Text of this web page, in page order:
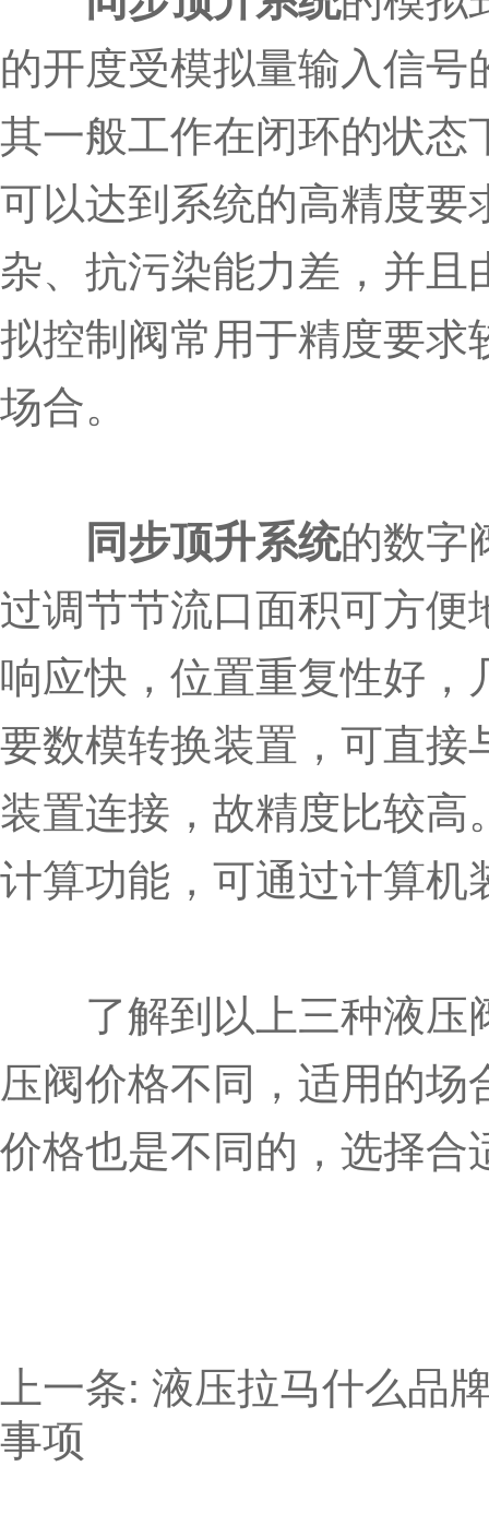
的开度受模拟量输入信
其一般工作在闭环的状态
可以达到系统的高精度要
杂、抗污染能力差，并
拟控制阀常用于精度要求
场合。
同步顶升系统的数字
过调节节流口面积可方便
响应快，位置重复性好，
要数模转换装置，可直接
装置连接，故精度比较高
计算功能，可通过计算机
了解到以上三种液压
压阀价格不同，适用的场
价格也是不同的，选择合
上一条: 液压拉马什么品
事项